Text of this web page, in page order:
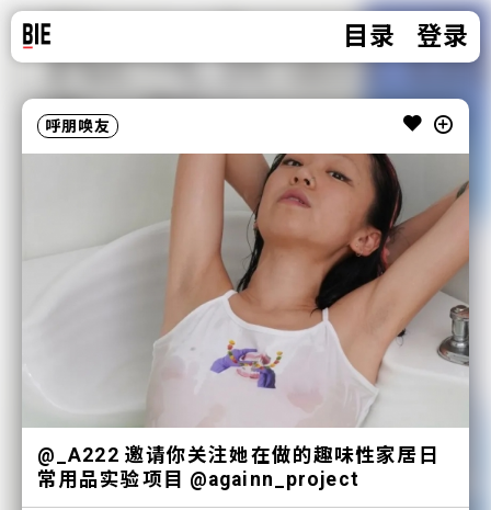
目录 登录
呼朋唤友
@_A222 邀请你关注她在做的趣味性家居日
常用品实验项目 @againn_project